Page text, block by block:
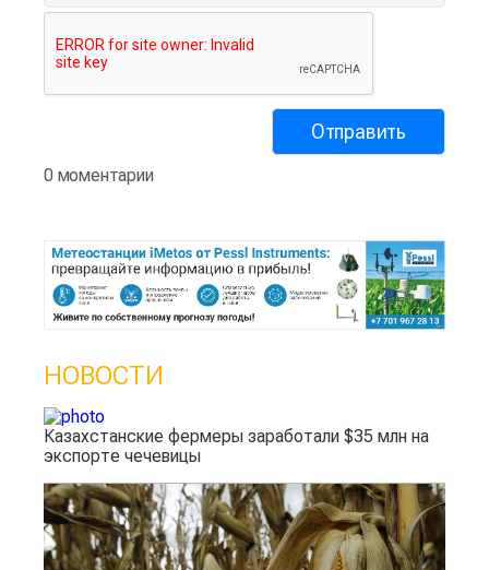
0 моментарии
НОВОСТИ
Казахстанские фермеры заработали $35 млн на
экспорте чечевицы